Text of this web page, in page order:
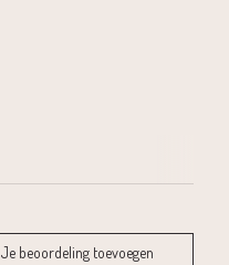
Je beoordeling toevoegen